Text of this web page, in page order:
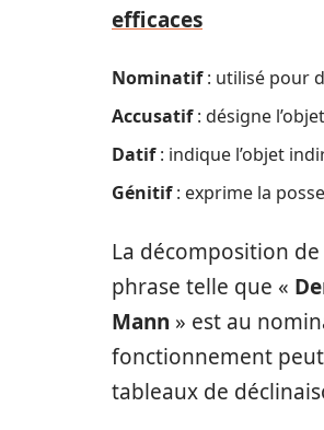
efficaces
Nominatif: utilisé pour
Accusatif: désigne
Datif: indique l’objet
Génitif: exprime la
La décomposition
phrase telle que «
Mann » est au
fonctionnement
tableaux de